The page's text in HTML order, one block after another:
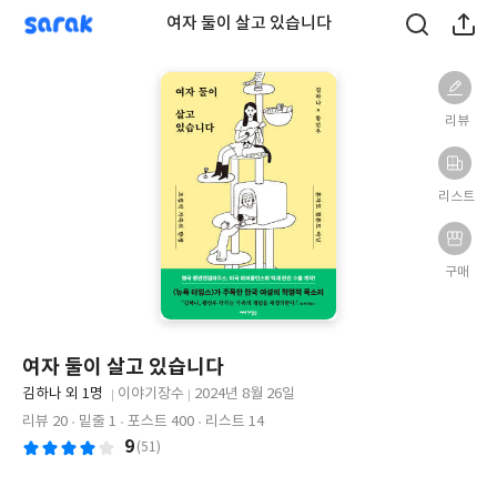
sarak 여자 둘이 살고 있습니다
리뷰
리스트
구매
여자 둘이 살고 있습니다
글
쓴
김하나 외 1명
출
사
이야기장수
출
2024년 8월 26일
리뷰 20
밑줄 1 포스트 400 리스트 14
9 (51)